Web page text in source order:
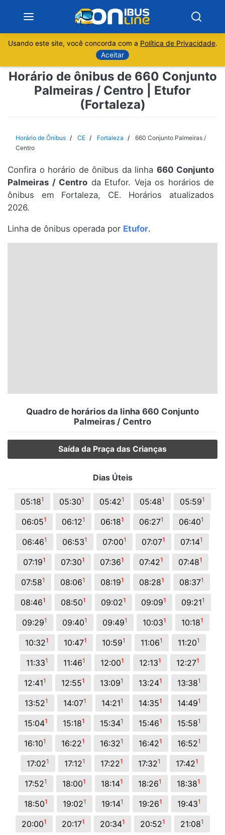
Sobre
Minas Gerais
Espírito Santo
Paraná
Santa Catarina
Usando este site, você concorda com a Política de Privacidade.
Aceitar
Horário de ônibus de 660 Conjunto
Palmeiras / Centro | Etufor
(Fortaleza)
Horário de Ônibus CE Fortaleza
660 Conjunto Palmeiras /
Centro
Confira o horário de ônibus da linha 660 Conjunto
Palmeiras / Centro da Etufor. Veja os horários de
ônibus em Fortaleza, CE. Horários atualizados
2026.
Linha de ônibus operada por Etufor.
Quadro de horários da linha 660 Conjunto
Palmeiras / Centro
Saída da Praça das Crianças
Dias Úteis
05:181 05:301 05:421 05:481 05:591
06:051 06:121 06:181 06:271 06:401
06:461 06:531 07:001 07:071 07:141
07:191 07:301 07:361 07:421 07:481
07:581 08:061 08:191 08:281 08:371
08:461 08:501 09:021 09:091 09:211
09:291 09:401 09:491 10:031 10:181
10:321 10:471 10:591 11:061 11:201
11:331 11:461 12:001 12:131 12:271
12:411 12:551 13:091 13:241 13:381
13:521 14:071 14:211 14:351 14:491
15:041 15:181 15:341 15:461 15:581
16:101 16:221 16:321 16:421 16:521
17:021 17:121 17:221 17:321 17:421
17:521 18:001 18:141 18:261 18:381
18:501 19:021 19:141 19:261 19:431
20:001 20:171 20:341 20:521 21:081